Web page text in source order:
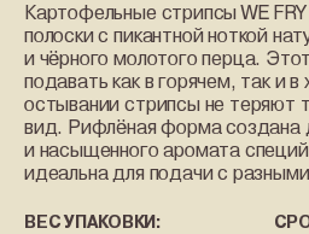
Картофельные стрипсы WE
полоски с пикантной ноткой
и чёрного молотого перца.
подавать как в горячем, так и
остывании стрипсы не теряют
вид. Рифлёная форма создана
и насыщенного аромата
идеальна для подачи с
ВЕС УПАКОВКИ: